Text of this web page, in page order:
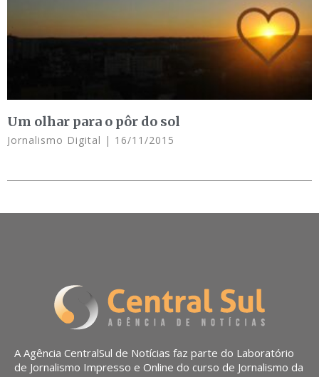
Um olhar para o pôr do sol
Jornalismo Digital 16/11/2015
A Agência CentralSul de Notícias faz parte do Laboratório
de Jornalismo Impresso e Online do curso de Jornalismo da